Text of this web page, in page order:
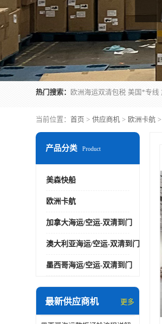
热门搜索：
当前位置： 首页 > 供应商机 > 欧洲卡航
产品分类 Product
美森快船
欧洲卡航
加拿大海运/空运-双清到门
澳大利亚海运/空运-双清到门
墨西哥海运/空运-双清到门
最新供应商机 更多